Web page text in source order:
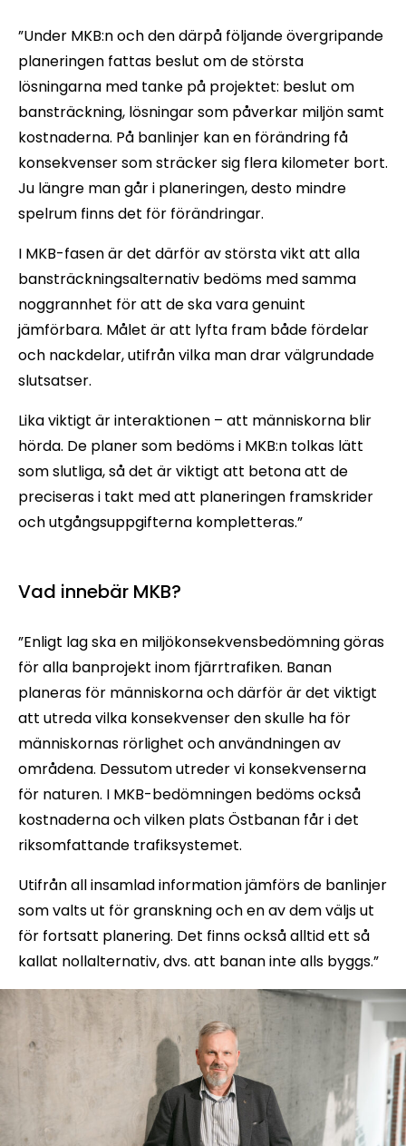
”Under MKB:n och den därpå följande övergripande
planeringen fattas beslut om de största
lösningarna med tanke på projektet: beslut om
bansträckning, lösningar som påverkar miljön samt
kostnaderna. På banlinjer kan en förändring få
konsekvenser som sträcker sig flera kilometer bort.
Ju längre man går i planeringen, desto mindre
spelrum finns det för förändringar.
I MKB-fasen är det därför av största vikt att alla
bansträckningsalternativ bedöms med samma
noggrannhet för att de ska vara genuint
jämförbara. Målet är att lyfta fram både fördelar
och nackdelar, utifrån vilka man drar välgrundade
slutsatser.
Lika viktigt är interaktionen – att människorna blir
hörda. De planer som bedöms i MKB:n tolkas lätt
som slutliga, så det är viktigt att betona att de
preciseras i takt med att planeringen framskrider
och utgångsuppgifterna kompletteras.”
Vad innebär MKB?
”Enligt lag ska en miljökonsekvensbedömning göras
för alla banprojekt inom fjärrtrafiken. Banan
planeras för människorna och därför är det viktigt
att utreda vilka konsekvenser den skulle ha för
människornas rörlighet och användningen av
områdena. Dessutom utreder vi konsekvenserna
för naturen. I MKB-bedömningen bedöms också
kostnaderna och vilken plats Östbanan får i det
riksomfattande trafiksystemet.
Utifrån all insamlad information jämförs de banlinjer
som valts ut för granskning och en av dem väljs ut
för fortsatt planering. Det finns också alltid ett så
kallat nollalternativ, dvs. att banan inte alls byggs.”